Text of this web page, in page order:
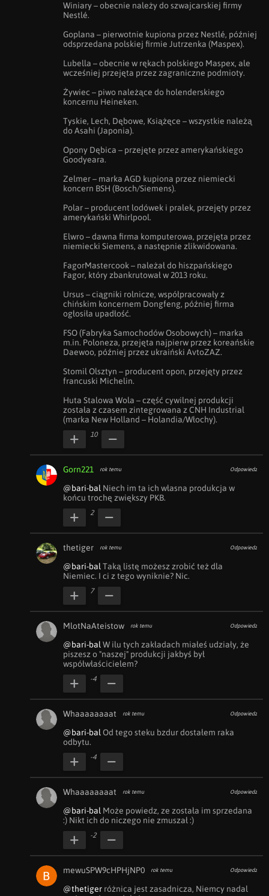
Winiary – obecnie należy do szwajcarskiej firmy
Nestlé.
Goplana – pierwotnie kupiona przez Nestlé, później
odsprzedana polskiej firmie Jutrzenka (Maspex).
Lubella – obecnie w rękach polskiego Maspex, ale
wcześniej przejęta przez zagraniczne podmioty.
Żywiec – piwo należące do holenderskiego
koncernu Heineken.
Tyskie, Lech, Dębowe, Książęce – wszystkie należą
do Asahi (Japonia).
Opony Dębica – przejęte przez amerykańskiego
Goodyeara.
Zelmer – marka AGD kupiona przez niemiecki
koncern BSH (Bosch/Siemens).
Polar – producent lodówek i pralek, przejęty przez
amerykański Whirlpool.
Elwro – dawna firma komputerowa, przejęta przez
niemiecki Siemens, a następnie zlikwidowana.
FagorMastercook – należał do hiszpańskiego
Fagor, który zbankrutował w 2013 roku.
Ursus – ciągniki rolnicze, współpracowały z
chińskim koncernem Dongfeng, później firma
ogłosiła upadłość.
FSO (Fabryka Samochodów Osobowych) – marka
m.in. Poloneza, przejęta najpierw przez koreańskie
Daewoo, później przez ukraiński AvtoZAZ.
Stomil Olsztyn – producent opon, przejęty przez
francuski Michelin.
Huta Stalowa Wola – część cywilnej produkcji
została z czasem zintegrowana z CNH Industrial
(marka New Holland – Holandia/Włochy).
10
Gorn221 rok temu Odpowiedz
@bari-bal Niech im ta ich własna produkcja w
końcu trochę zwiększy PKB.
2
thetiger rok temu Odpowiedz
@bari-bal Taką listę możesz zrobić też dla
Niemiec. I ci z tego wyniknie? Nic.
7
MlotNaAteistow rok temu Odpowiedz
@bari-bal W ilu tych zakładach miałeś udziały, że
piszesz o "naszej" produkcji jakbyś był
współwłaścicielem?
-4
Whaaaaaaaat rok temu Odpowiedz
@bari-bal Od tego steku bzdur dostałem raka
odbytu.
-4
Whaaaaaaaat rok temu Odpowiedz
@bari-bal Może powiedz, ze została im sprzedana
:) Nikt ich do niczego nie zmuszał :)
-2
mewuSPW9cHPHjNP0 rok temu Odpowiedz
@thetiger różnica jest zasadnicza, Niemcy nadal